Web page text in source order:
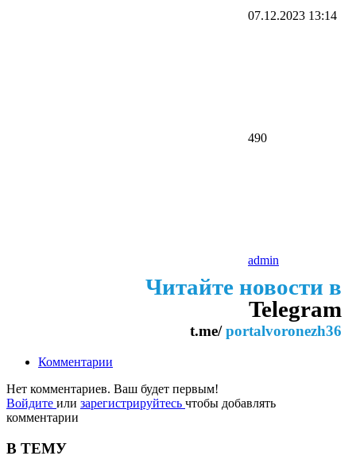
07.12.2023 13:14
490
admin
Читайте новости в
Telegram
t.me/portalvoronezh36
Комментарии
Нет комментариев. Ваш будет первым!
Войдите или зарегистрируйтесь чтобы добавлять
комментарии
В ТЕМУ